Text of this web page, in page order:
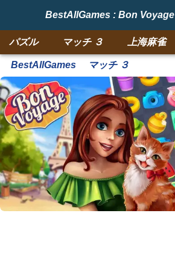
BestAllGames : Bon Voyage
パズル マッチ ３ 上海麻雀
BestAllGames マッチ ３